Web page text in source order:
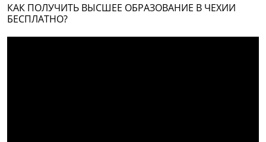
КАК ПОЛУЧИТЬ ВЫСШЕЕ ОБРАЗОВАНИЕ В ЧЕХИИ
БЕСПЛАТНО?